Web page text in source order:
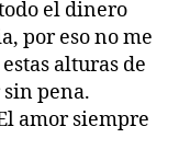
el dinero
por eso no me
alturas de
pena.
amor siempre